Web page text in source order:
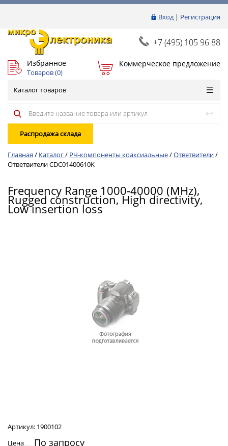
Вход| Регистрация
+7 (495) 105 96 88
Избранное
Товаров (0)
Коммерческое предложение
Каталог товаров
Распродажа склада
Главная / Каталог/ РЧ-компоненты коаксиальные/Ответвители/
Ответвители CDC01400610K
Frequency Range 1000-40000 (MHz),
Rugged construction, High directivity,
Low insertion loss
Артикул: 1900102
Цена
По запросу